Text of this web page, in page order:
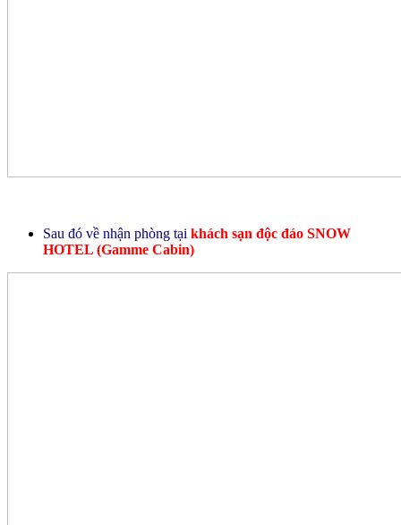
Sau đó về nhận phòng tại khách sạn độc đáo SNOW
HOTEL (Gamme Cabin)